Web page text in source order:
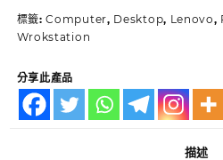
標籤:Computer, Desktop, Lenovo,
Wrokstation
分享此產品
描述